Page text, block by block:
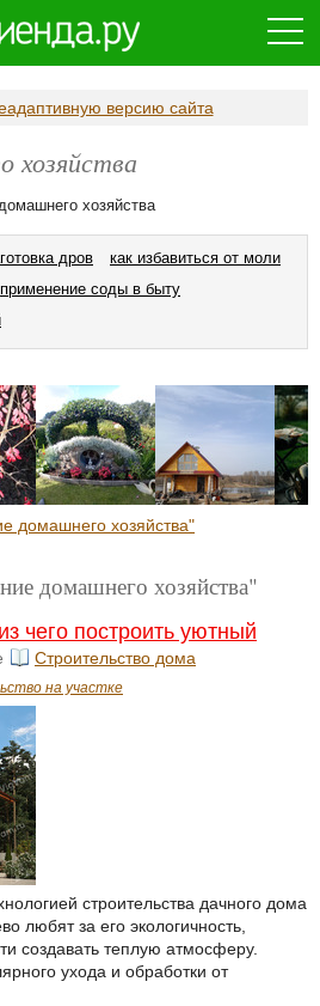
версию сайта
хозяйства
хозяйства
дров
как избавиться от моли
применение соды в быту
домашнего хозяйства"
домашнего хозяйства"
чего построить уютный
Строительство дома
на участке
строительства дачного дома
любят за его экологичность,
создавать теплую атмосферу.
ухода и обработки от